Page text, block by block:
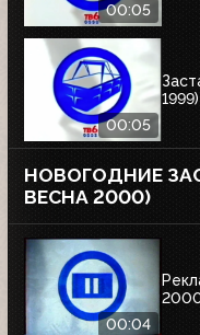
00:05
00:05
1999)
НОВОГОДНИЕ
ВЕСНА 2000)
00:04